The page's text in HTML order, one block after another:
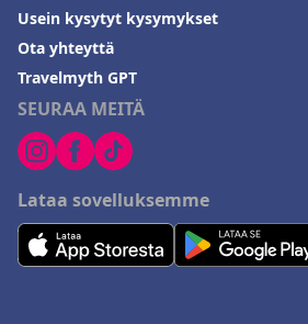
SEURAA MEITÄ
Lataa sovelluksemme
Usein kysytyt kysymykset
Ota yhteyttä
Travelmyth GPT